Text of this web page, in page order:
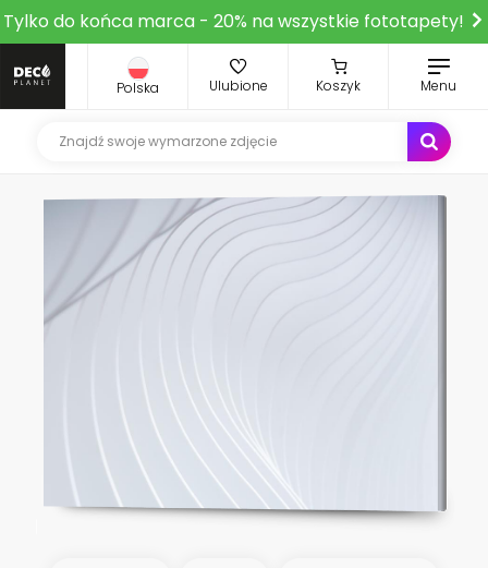
Tylko do końca marca - 20% na wszystkie fototapety!
Polska Ulubione Koszyk Menu